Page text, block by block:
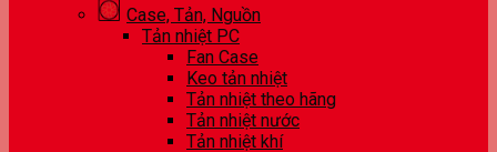
Case, Tản, Nguồn
Tản nhiệt PC
Fan Case
Keo tản nhiệt
Tản nhiệt theo hãng
Tản nhiệt nước
Tản nhiệt khí